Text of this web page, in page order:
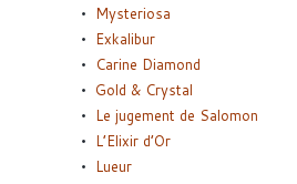
Mysteriosa
Exkalibur
Carine Diamond
Gold & Crystal
Le jugement de Salomon
L’Elixir d’Or
Lueur